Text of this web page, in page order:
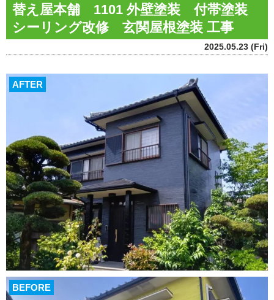
替え屋本舗 1101 外壁塗装 付帯塗装
シーリング改修 玄関屋根塗装 工事
2025.05.23 (Fri)
AFTER
BEFORE